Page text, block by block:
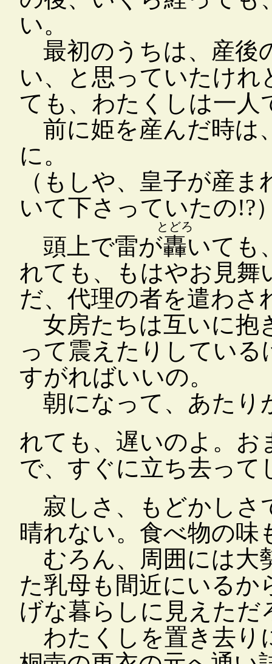
い。
最初のうちは、産後
い、と思っていたけれ
ても、わたくしは一人
前に姫を産んだ時は
に。
（もしや、皇子が産
いて下さっていたの!?
頭上で雷が轟
とどろ
いても
れても、もはやお見舞
だ、代理の者を遣わさ
女房たちは互いに抱
って震えたりしてい
すがればいいの。
朝になって、あたり
れても、遅いのよ。お
で、すぐに立ち去って
寂しさ、もどかしさ
晴れない。食べ物の味
むろん、周囲には大
た乳母も間近にいるか
げな暮らしに見えただ
わたくしを置き去り